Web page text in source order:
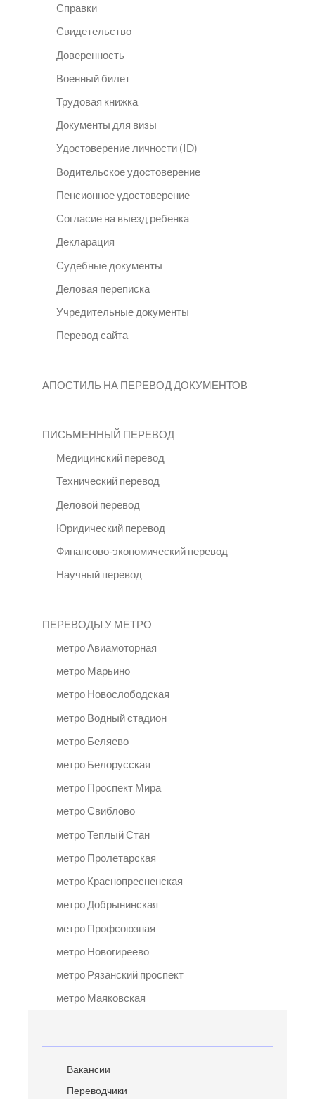
Справки
Свидетельство
Доверенность
Военный билет
Трудовая книжка
Документы для визы
Удостоверение личности (ID)
Водительское удостоверение
Пенсионное удостоверение
Согласие на выезд ребенка
Декларация
Судебные документы
Деловая переписка
Учредительные документы
Перевод сайта
АПОСТИЛЬ НА ПЕРЕВОД ДОКУМЕНТОВ
ПИСЬМЕННЫЙ ПЕРЕВОД
Медицинский перевод
Технический перевод
Деловой перевод
Юридический перевод
Финансово-экономический перевод
Научный перевод
ПЕРЕВОДЫ У МЕТРО
метро Авиамоторная
метро Марьино
метро Новослободская
метро Водный стадион
метро Беляево
метро Белорусская
метро Проспект Мира
метро Свиблово
метро Теплый Стан
метро Пролетарская
метро Краснопресненская
метро Добрынинская
метро Профсоюзная
метро Новогиреево
метро Рязанский проспект
метро Маяковская
Вакансии
Переводчики